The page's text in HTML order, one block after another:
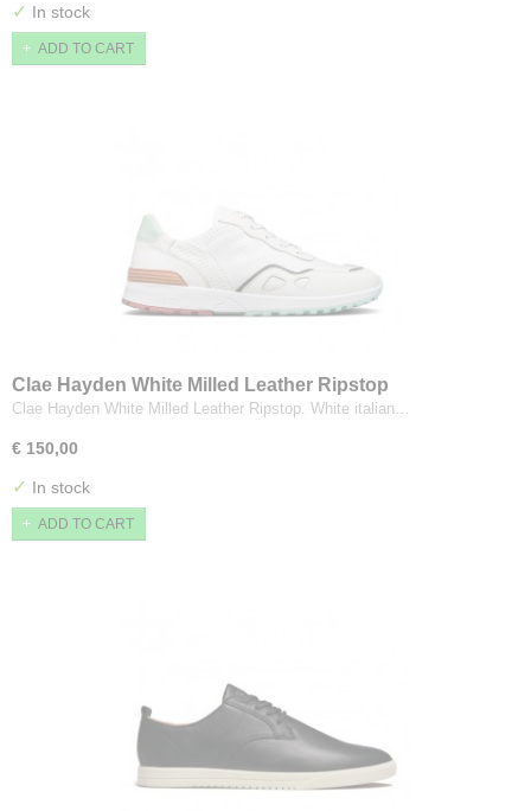
✓ In stock
ADD TO CART
Clae Hayden White Milled Leather Ripstop
Clae Hayden White Milled Leather Ripstop. White italian…
€ 150,00
✓ In stock
ADD TO CART